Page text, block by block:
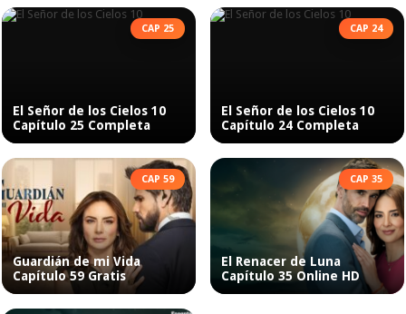
CAP 25
El Señor de los Cielos 10
Capítulo 25 Completa
CAP 24
El Señor de los Cielos 10
Capítulo 24 Completa
CAP 59
Guardián de mi Vida
Capítulo 59 Gratis
CAP 35
El Renacer de Luna
Capítulo 35 Online HD